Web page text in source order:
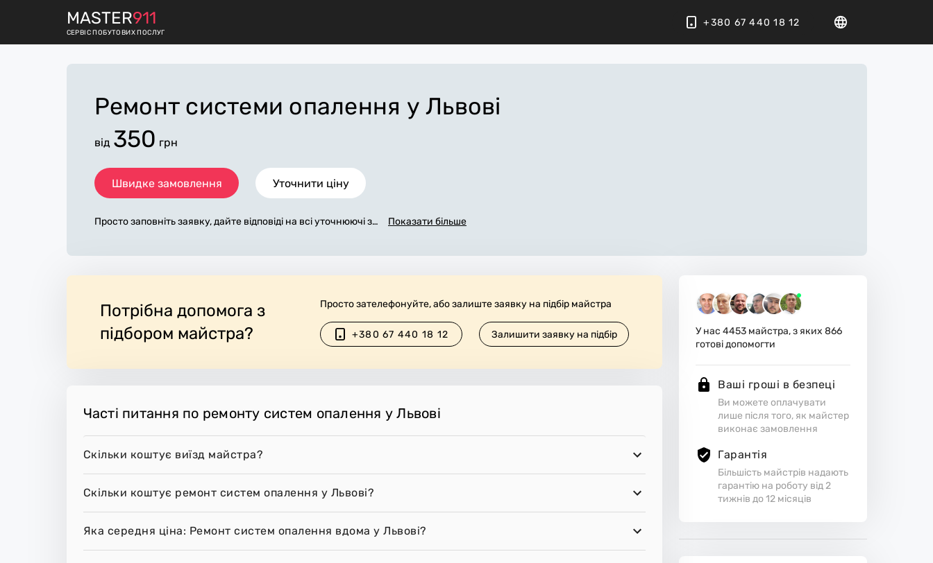
MASTER911
СЕРВІС ПОБУТОВИХ ПОСЛУГ
+380 67 440 18 12
Ремонт системи опалення у Львові
від 350 грн
Швидке замовлення Уточнити ціну
Просто заповніть заявку, дайте відповіді на всі уточнюючі за
основному не зміниться після завершення всіх робіт. За дод
иконавці стежать за чистотою та прибирають робоче місце.
Показати більше
У нас4453 майстра, з яких866
готові допомогти
Ваші гроші в безпеці
Ви можете оплачувати
лише після того, як майстер
виконає замовлення
Гарантія
Більшість майстрів надають
гарантію на роботу від 2
тижнів до 12 місяців
Потрібна допомога з
підбором майстра?
Просто зателефонуйте, або залиште заявку на підбір майстра
+380 67 440 18 12 Залишити заявку на підбір
Часті питання по ремонту систем опалення у Львові
Скільки коштує виїзд майстра?
Скільки коштує ремонт систем опалення у Львові?
Яка середня ціна: Ремонт систем опалення вдома у Львові?